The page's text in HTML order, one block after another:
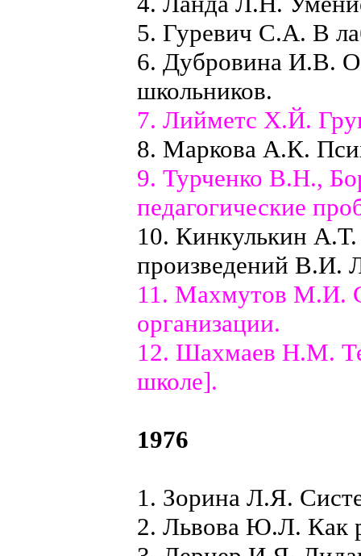
5. Гуревич С.А. В
6. Дубровина И.В.
школьников.
7. Лийметс X.Й.
8. Маркова А.К.
9. Турченко В.Н.,
педагогические
10. Кинкулькин
произведений В.И.
11. Махмутов М.И.
организации.
12. Шахмаев Н.М.
школе].
1976
1. Зорина Л.Я.
2. Львова Ю.Л. Как